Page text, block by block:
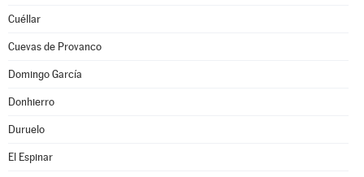
Cuéllar
Cuevas de Provanco
Domingo García
Donhierro
Duruelo
El Espinar